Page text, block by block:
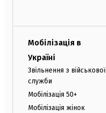
Мобілізація в
Україні
Звільнення з військової
служби
Мобілізація 50+
Мобілізація жінок